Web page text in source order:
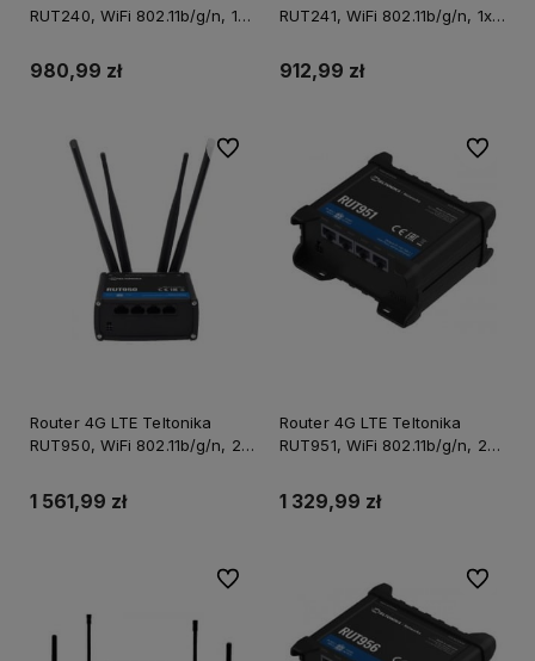
RUT240, WiFi 802.11b/g/n, 1x
Mbps
980,99 zł
RUT241, WiFi 802.11b/g/n, 1x
Mbps
912,99 zł
Router 4G LTE Teltonika
RUT950, WiFi 802.11b/g/n, 2x
Mbps
1 561,99 zł
Do ulubionych
Router 4G LTE Teltonika
RUT951, WiFi 802.11b/g/n, 2x
Mbps
1 329,99 zł
Do
Do ulubionych Do